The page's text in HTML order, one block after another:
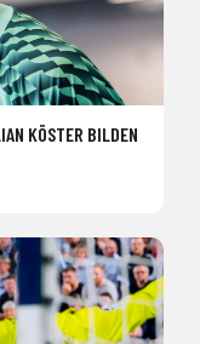
KÖSTER BILDEN